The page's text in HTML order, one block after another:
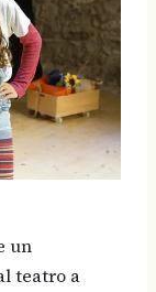
un
teatro a